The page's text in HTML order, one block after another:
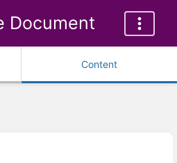
Document
Content